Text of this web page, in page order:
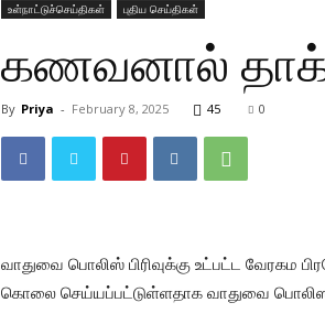
உள்நாட்டுச்செய்திகள் புதிய செய்திகள்
கணவனால்
By Priya - February 8, 2025 45 0
வாதுவை பொலிஸ் பிரிவுக்கு உட்பட்ட வேரகம
கொலை செய்யப்பட்டுள்ளதாக வாதுவை